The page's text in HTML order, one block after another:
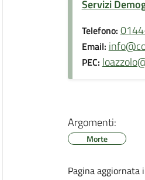
Servizi
Telefono:
Email:
PEC:
Argomenti:
Morte
Pagina